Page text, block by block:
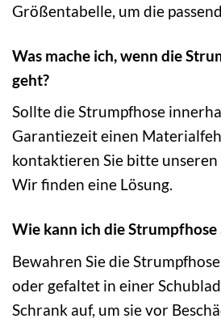
Größentabelle, um die
Was mache ich, wenn die
geht?
Sollte die Strumpfhose
Garantiezeit einen
kontaktieren Sie bitte
Wir finden eine Lösung.
Wie kann ich die Strumpfhose
Bewahren Sie die
oder gefaltet in einer
Schrank auf, um sie vor